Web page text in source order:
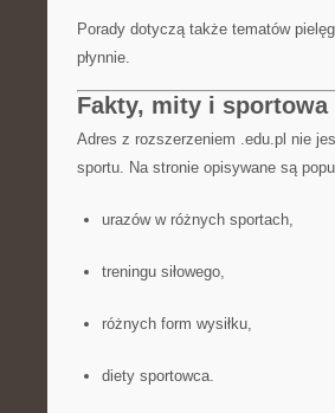
Porady dotyczą także tematów
płynnie.
Fakty, mity i sportowa
Adres z rozszerzeniem .edu.pl nie
sportu. Na stronie opisywane są
urazów w różnych sportach,
treningu siłowego,
różnych form wysiłku,
diety sportowca.